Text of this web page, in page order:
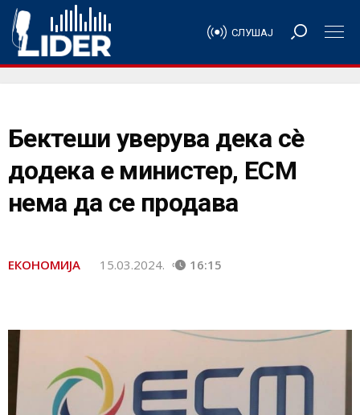
СЛУШАЈ
Бектеши уверува дека сè
додека е министер, ЕСМ
нема да се продава
ЕКОНОМИЈА 15.03.2024. 16:15